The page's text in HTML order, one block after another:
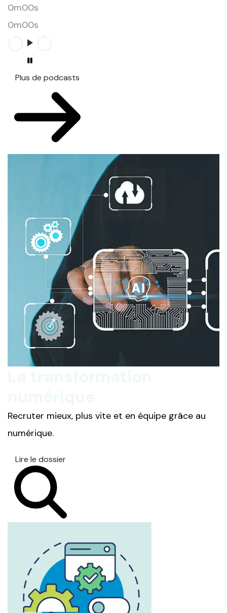
0m00s
0m00s
Plus de podcasts
Recruter mieux, plus vite et en équipe grâce au
numérique.
Lire le dossier